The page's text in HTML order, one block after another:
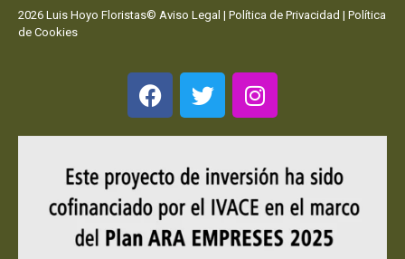
2026 Luis Hoyo Floristas© Aviso Legal | Política de Privacidad | Política
de Cookies